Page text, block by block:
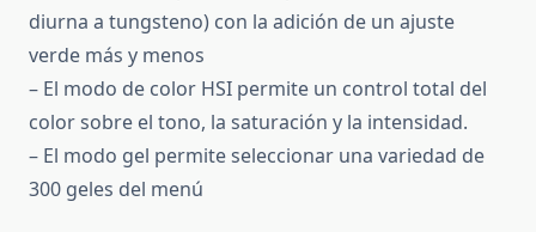
diurna a tungsteno) con la adición de un ajuste
verde más y menos
– El modo de color HSI permite un control total del
color sobre el tono, la saturación y la intensidad.
– El modo gel permite seleccionar una variedad de
300 geles del menú